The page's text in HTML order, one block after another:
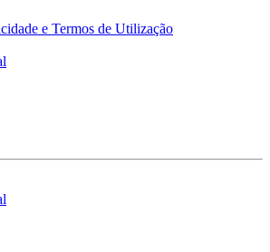
e Termos de Utilização